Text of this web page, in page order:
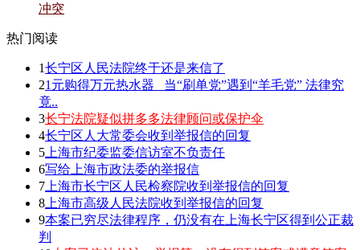
冲突
热门阅读
1长宁区人民法院终于还是来信了
21元购得万元热水器 _当“刷单党”遇到“羊毛党” 法律究
竟..
3长宁法院疑似拼多多法律顾问或保护伞
4长宁区人大常委会收到举报信的回复
5 上海市纪委监委信访室不负责任
6写给上海市政法委的举报信
7 上海市长宁区人民检察院收到举报信的回复
8 上海市高级人民法院收到举报信的回复
9本案已穷尽法律程序，仍没有在上海长宁区得到公正裁
判